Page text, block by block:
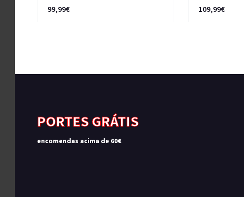
99,99€
109,99€
PORTES GRÁTIS
encomendas acima de 60€